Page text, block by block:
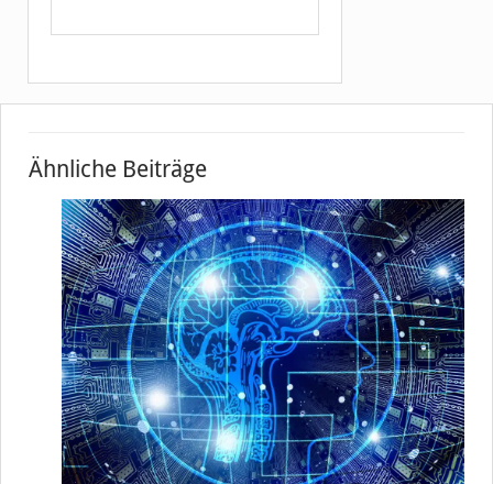
Ähnliche Beiträge